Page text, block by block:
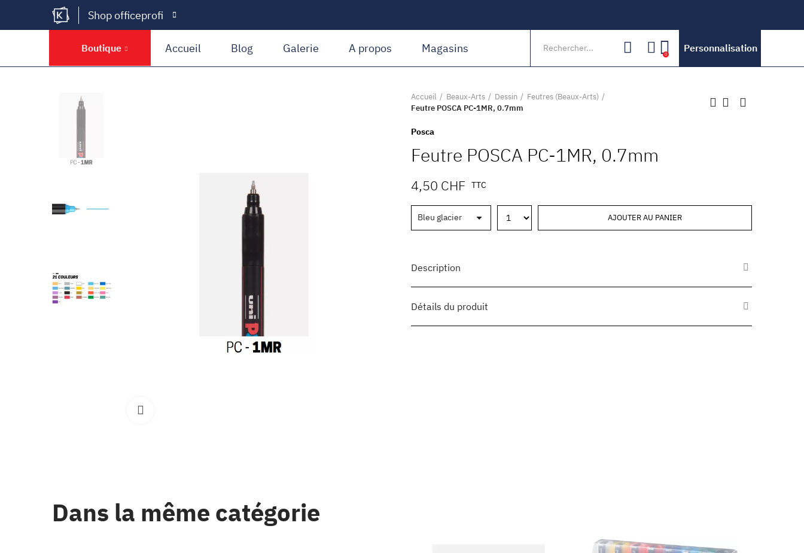
Shop officeprofi
Boutique Accueil Blog Galerie A propos Magasins 0
Personnalisation
Accueil Beaux-Arts Dessin
Feutres (Beaux-Arts)
Feutre POSCA PC-1MR, 0.7mm
Posca
Feutre POSCA PC-1MR, 0.7mm
4,50 CHF TTC
AJOUTER AU PANIER
Description
Détails du produit
Dans la même catégorie